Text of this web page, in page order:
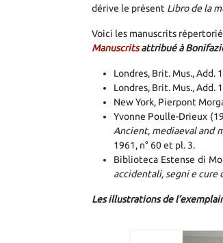
dérive le présent Libro de la
Voici les manuscrits
Manuscritsattribué à
Londres, Brit. Mus., Add.
Londres, Brit. Mus., Add.
New York, Pierpont
Yvonne Poulle-Drieux
Ancient, mediaeval and
1961, n° 60 et pl. 3.
Biblioteca Estense di
accidentali, segni e cure
Les illustrations de